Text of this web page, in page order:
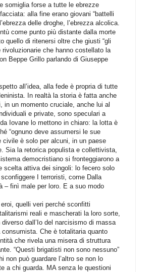
somiglia forse a tutte le ebrezze
alla fine erano giovani “battelli
delle droghe, l’ebrezza alcolica.
come punto più distante dalla morte
quello di ritenersi oltre che giusti “gli
che hanno costellato la
Beppe Grillo parlando di Giuseppe
all’idea, alla fede è propria di tutte
In realtà la storia è fatta anche
in un momento cruciale, anche lui al
e private, sono speculari a
Iovane lo mettono in chiaro: la lotta è
“ognuno deve assumersi le sue
civile è solo per alcuni, in un paese
Sia la retorica populista e collettivista,
democristiano si fronteggiarono a
scelta attiva dei singoli: lo fecero solo
I terroristi, come Dalla
– finì male per loro. E a suo modo
quelli veri perché sconfitti
reali e mascherati la loro sorte,
dall’Io del narcisismo di massa
Che è totalitaria quanto
che rivela una misera di struttura
“Questi brigatisti non sono nessuno”
non può guardare l’altro se non lo
a chi guarda. MA senza le questioni